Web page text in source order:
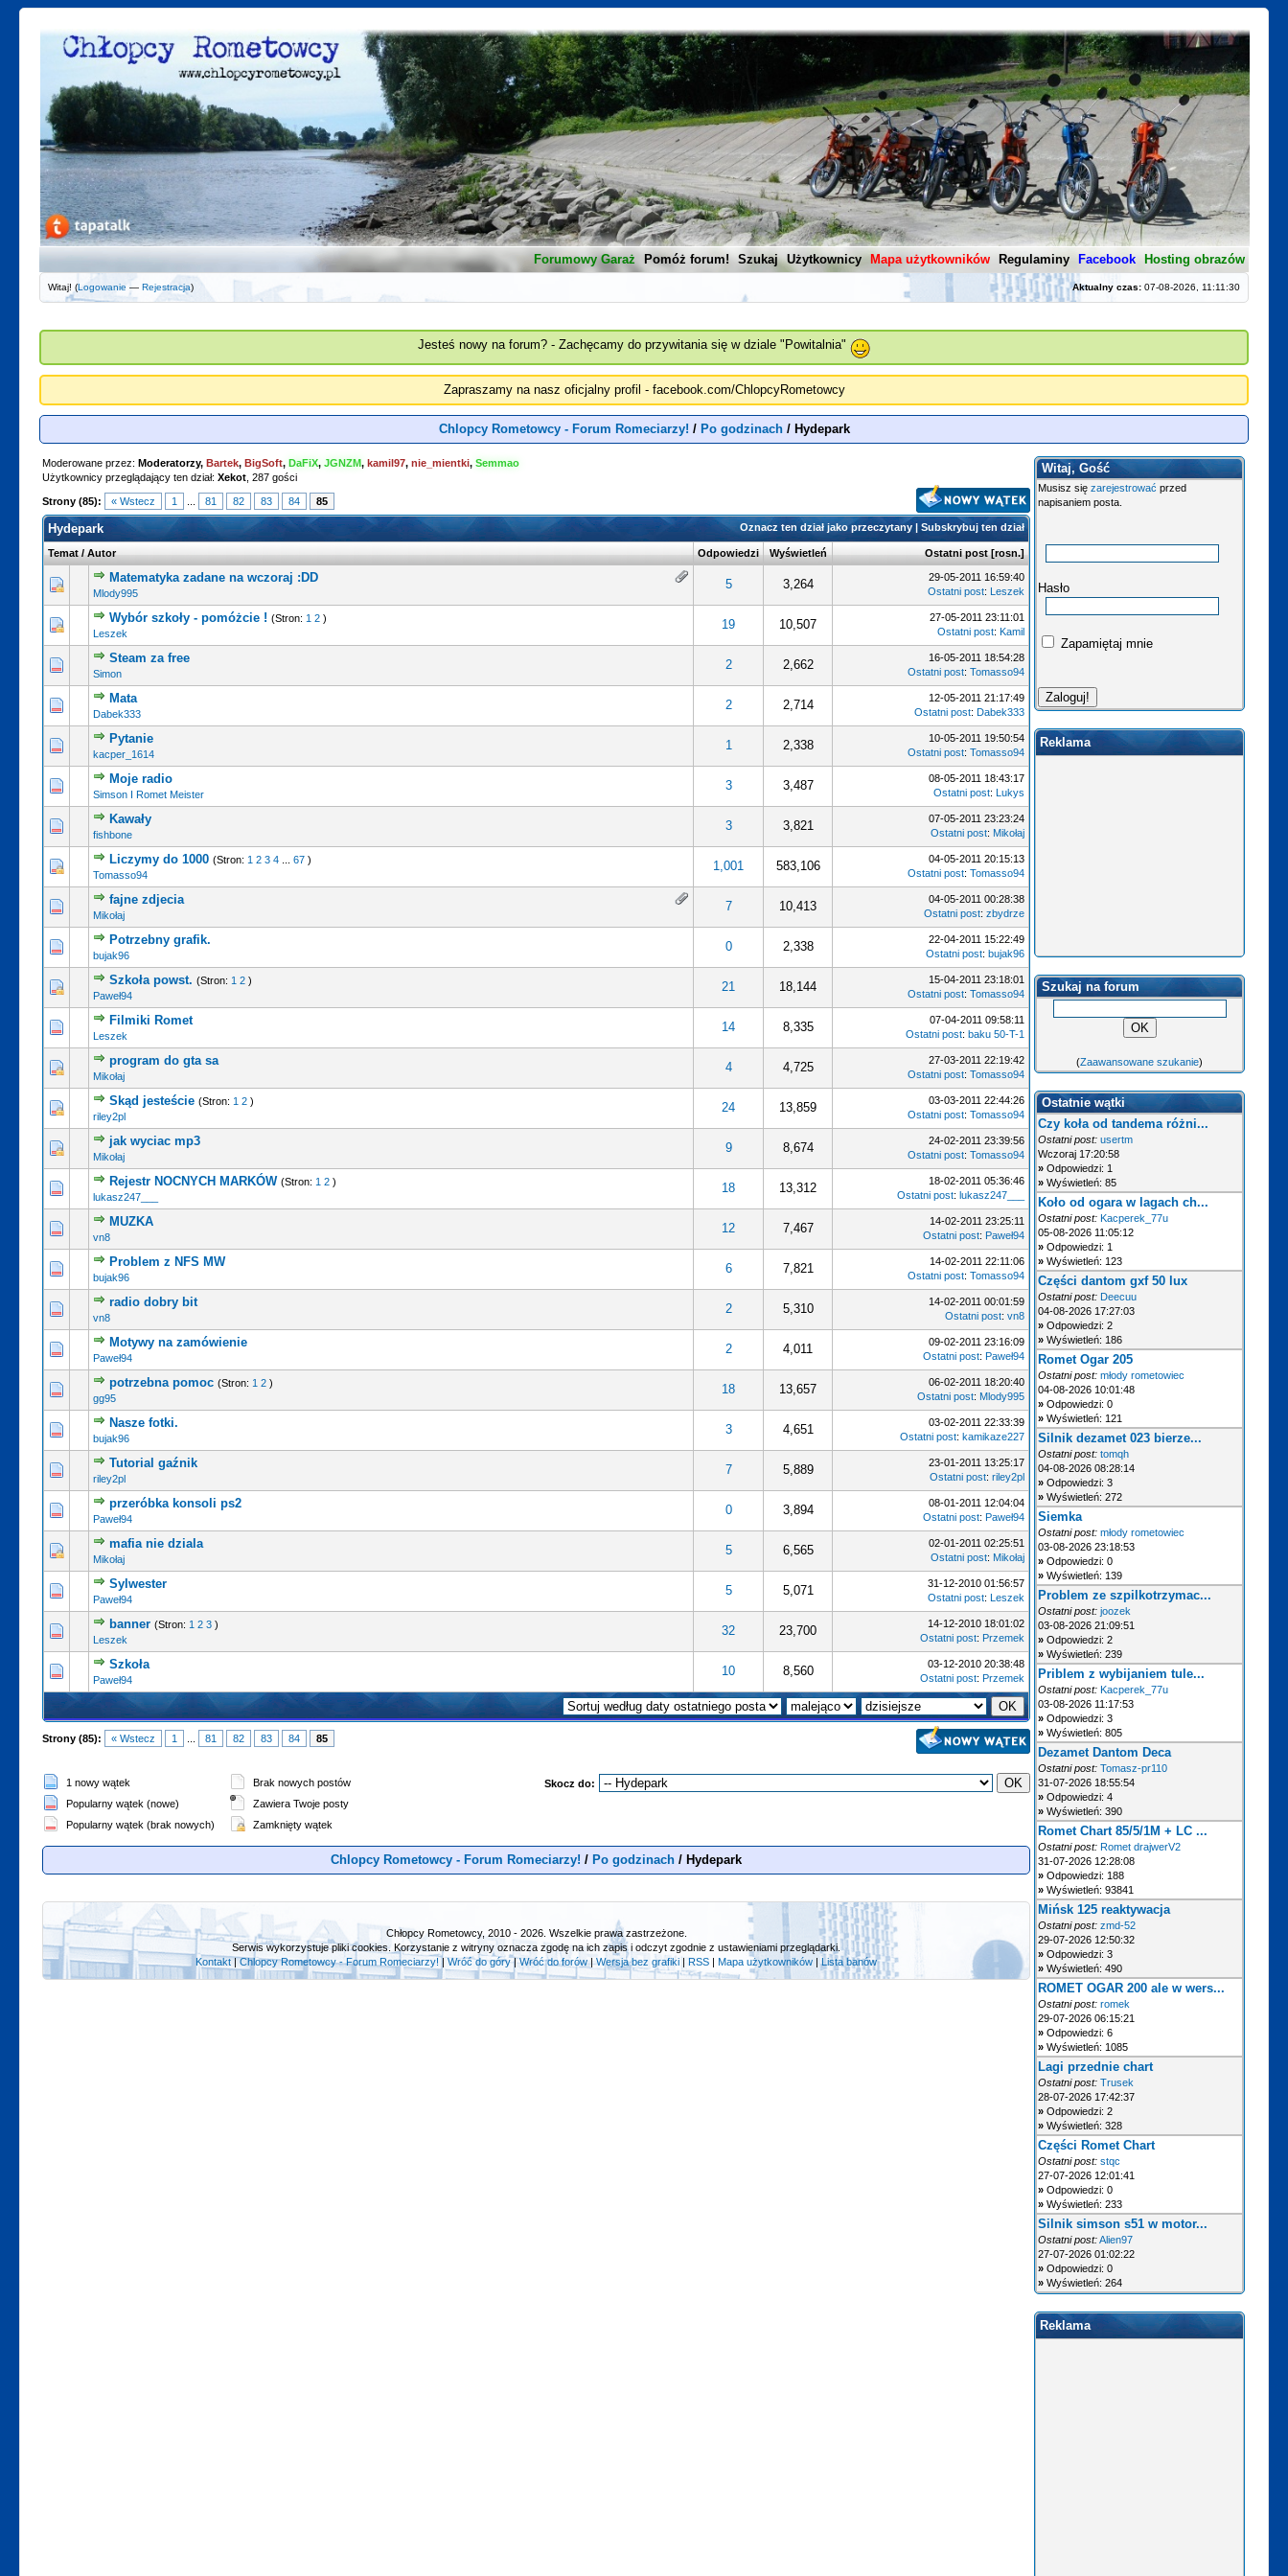
Forumowy Garaż Pomóż forum! Szukaj Użytkownicy Mapa użytkowników Regulaminy Facebook Hosting obrazów
Aktualny czas:07-08-2026, 11:11:30
Witaj! (Logowanie —Rejestracja)
Jesteś nowy na forum? - Zachęcamy do przywitania się w dziale "Powitalnia"
Zapraszamy na nasz oficjalny profil - facebook.com/ChlopcyRometowcy
Chlopcy Rometowcy - Forum Romeciarzy! / Po godzinach / Hydepark
Moderowane przez: Moderatorzy, Bartek, BigSoft, DaFiX,JGNZM, kamil97,nie_mientki,Semmao
Użytkownicy przeglądający ten dział:Xekot, 287 gości
Strony (85): « Wstecz 1 ... 81 82 83 84 85
Oznacz ten dział jako przeczytany|Subskrybuj ten dział
Hydepark
Temat/Autor Odpowiedzi Wyświetleń Ostatni post [rosn.]
Matematyka zadane na wczoraj :DD
Mlody995
5 3,264
29-05-2011 16:59:40
Ostatni post: Leszek
Wybór szkoły - pomóżcie !(Stron:1 2 )
Leszek
19 10,507
27-05-2011 23:11:01
Ostatni post: Kamil
Steam za free
Simon
2 2,662
16-05-2011 18:54:28
Ostatni post:Tomasso94
Mata
Dabek333
2 2,714
12-05-2011 21:17:49
Ostatni post: Dabek333
Pytanie
kacper_1614
1 2,338
10-05-2011 19:50:54
Ostatni post:Tomasso94
Moje radio
Simson I Romet Meister
3 3,487
08-05-2011 18:43:17
Ostatni post: Lukys
Kawały
fishbone
3 3,821
07-05-2011 23:23:24
Ostatni post: Mikołaj
Liczymy do 1000 (Stron:1 2 3 4 ...67 )
Tomasso94
1,001 583,106
04-05-2011 20:15:13
Ostatni post:Tomasso94
fajne zdjecia
Mikołaj
7 10,413
04-05-2011 00:28:38
Ostatni post:zbydrze
Potrzebny grafik.
bujak96
0 2,338
22-04-2011 15:22:49
Ostatni post: bujak96
Szkoła powst. (Stron:1 2 )
Paweł94
21 18,144
15-04-2011 23:18:01
Ostatni post:Tomasso94
Filmiki Romet
Leszek
14 8,335
07-04-2011 09:58:11
Ostatni post: baku 50-T-1
program do gta sa
Mikołaj
4 4,725
27-03-2011 22:19:42
Ostatni post:Tomasso94
Skąd jesteście (Stron:1 2 )
riley2pl
24 13,859
03-03-2011 22:44:26
Ostatni post:Tomasso94
jak wyciac mp3
Mikołaj
9 8,674
24-02-2011 23:39:56
Ostatni post:Tomasso94
Rejestr NOCNYCH MARKÓW (Stron:1 2 )
lukasz247___
18 13,312
18-02-2011 05:36:46
Ostatni post: lukasz247___
MUZKA
vn8
12 7,467
14-02-2011 23:25:11
Ostatni post: Paweł94
Problem z NFS MW
bujak96
6 7,821
14-02-2011 22:11:06
Ostatni post:Tomasso94
radio dobry bit
vn8
2 5,310
14-02-2011 00:01:59
Ostatni post:vn8
Motywy na zamówienie
Paweł94
2 4,011
09-02-2011 23:16:09
Ostatni post: Paweł94
potrzebna pomoc (Stron:1 2 )
gg95
18 13,657
06-02-2011 18:20:40
Ostatni post: Mlody995
Nasze fotki.
bujak96
3 4,651
03-02-2011 22:33:39
Ostatni post: kamikaze227
Tutorial gaźnik
riley2pl
7 5,889
23-01-2011 13:25:17
Ostatni post:riley2pl
przeróbka konsoli ps2
Paweł94
0 3,894
08-01-2011 12:04:04
Ostatni post: Paweł94
mafia nie dziala
Mikołaj
5 6,565
02-01-2011 02:25:51
Ostatni post: Mikołaj
Sylwester
Paweł94
5 5,071
31-12-2010 01:56:57
Ostatni post: Leszek
banner (Stron:1 2 3 )
Leszek
32 23,700
14-12-2010 18:01:02
Ostatni post: Przemek
Szkoła
Paweł94
10 8,560
03-12-2010 20:38:48
Ostatni post: Przemek
Strony (85): « Wstecz 1 ... 81 82 83 84 85
1 nowy wątek
Popularny wątek (nowe)
Popularny wątek (brak nowych)
Brak nowych postów
Zawiera Twoje posty
Zamknięty wątek
Skocz do:
Chlopcy Rometowcy - Forum Romeciarzy! / Po godzinach / Hydepark
Chłopcy Rometowcy, 2010 - 2026. Wszelkie prawa zastrzeżone.
Serwis wykorzystuje pliki cookies. Korzystanie z witryny oznacza zgodę na ich zapis i odczyt zgodnie z ustawieniami przeglądarki.
Kontakt|Chlopcy Rometowcy - Forum Romeciarzy! |Wróć do góry|Wróć do forów|Wersja bez grafiki RSS Mapa użytkowników |Lista banów
Witaj, Gość
Musisz sięzarejestrować przed
napisaniem posta.
Hasło
Zapamiętaj mnie
Reklama
Szukaj na forum
(Zaawansowane szukanie)
Ostatnie wątki
Czy koła od tandema różni...
Ostatni post: usertm
Wczoraj 17:20:58
»Odpowiedzi: 1
»Wyświetleń: 85
Koło od ogara w lagach ch...
Ostatni post: Kacperek_77u
05-08-2026 11:05:12
»Odpowiedzi: 1
»Wyświetleń: 123
Części dantom gxf 50 lux
Ostatni post: Deecuu
04-08-2026 17:27:03
»Odpowiedzi: 2
»Wyświetleń: 186
Romet Ogar 205
Ostatni post: młody rometowiec
04-08-2026 10:01:48
»Odpowiedzi: 0
»Wyświetleń: 121
Silnik dezamet 023 bierze...
Ostatni post: tomqh
04-08-2026 08:28:14
»Odpowiedzi: 3
»Wyświetleń: 272
Siemka
Ostatni post: młody rometowiec
03-08-2026 23:18:53
»Odpowiedzi: 0
»Wyświetleń: 139
Problem ze szpilkotrzymac...
Ostatni post: joozek
03-08-2026 21:09:51
»Odpowiedzi: 2
»Wyświetleń: 239
Priblem z wybijaniem tule...
Ostatni post: Kacperek_77u
03-08-2026 11:17:53
»Odpowiedzi: 3
»Wyświetleń: 805
Dezamet Dantom Deca
Ostatni post: Tomasz-pr110
31-07-2026 18:55:54
»Odpowiedzi: 4
»Wyświetleń: 390
Romet Chart 85/5/1M + LC ...
Ostatni post: Romet drajwerV2
31-07-2026 12:28:08
»Odpowiedzi: 188
»Wyświetleń: 93841
Mińsk 125 reaktywacja
Ostatni post: zmd-52
29-07-2026 12:50:32
»Odpowiedzi: 3
»Wyświetleń: 490
ROMET OGAR 200 ale w wers...
Ostatni post: romek
29-07-2026 06:15:21
»Odpowiedzi: 6
»Wyświetleń: 1085
Lagi przednie chart
Ostatni post: Trusek
28-07-2026 17:42:37
»Odpowiedzi: 2
»Wyświetleń: 328
Części Romet Chart
Ostatni post: stqc
27-07-2026 12:01:41
»Odpowiedzi: 0
»Wyświetleń: 233
Silnik simson s51 w motor...
Ostatni post:Alien97
27-07-2026 01:02:22
»Odpowiedzi: 0
»Wyświetleń: 264
Reklama